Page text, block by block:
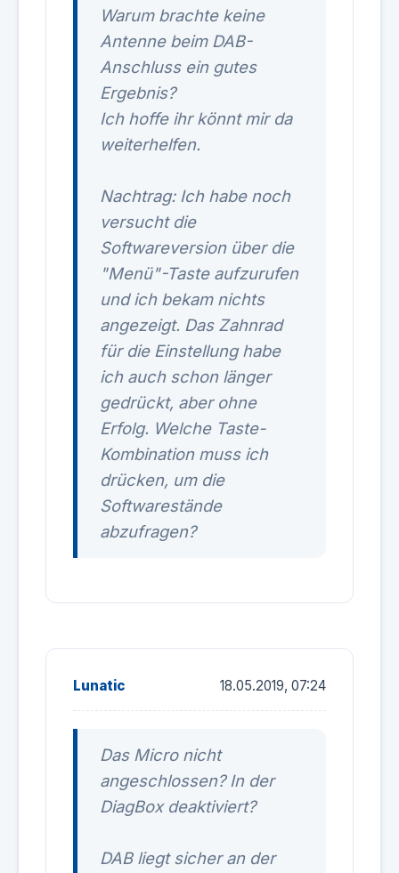
Warum brachte keine
Antenne beim DAB-
Anschluss ein gutes
Ergebnis?
Ich hoffe ihr könnt mir da
weiterhelfen.
Nachtrag: Ich habe noch
versucht die
Softwareversion über die
"Menü"-Taste aufzurufen
und ich bekam nichts
angezeigt. Das Zahnrad
für die Einstellung habe
ich auch schon länger
gedrückt, aber ohne
Erfolg. Welche Taste-
Kombination muss ich
drücken, um die
Softwarestände
abzufragen?
Lunatic 18.05.2019, 07:24
Das Micro nicht
angeschlossen? In der
DiagBox deaktiviert?
DAB liegt sicher an der